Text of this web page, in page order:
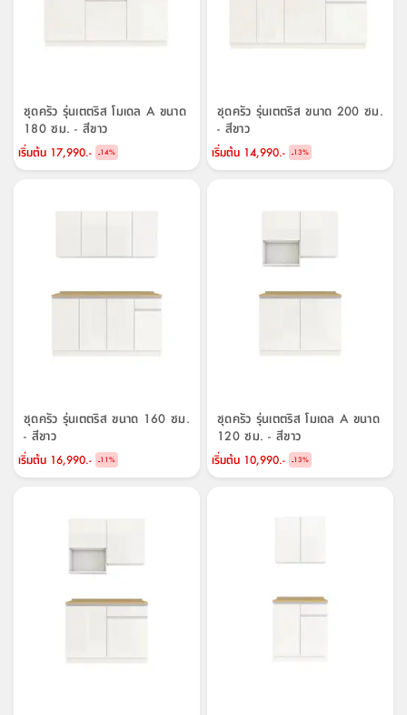
ชุดครัว รุ่นเตตริส โมเดล A ขนาด
180 ซม. - สีขาว
เริ่มต้น 17,990.- -14%
ชุดครัว รุ่นเตตริส ขนาด 200 ซม.
- สีขาว
เริ่มต้น 14,990.- -13%
ชุดครัว รุ่นเตตริส ขนาด 160 ซม.
- สีขาว
เริ่มต้น 16,990.- -11%
ชุดครัว รุ่นเตตริส โมเดล A ขนาด
120 ซม. - สีขาว
เริ่มต้น 10,990.- -13%